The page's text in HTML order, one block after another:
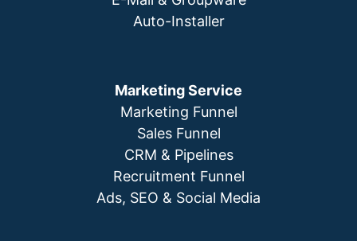
Auto-Installer
Marketing Service
Marketing Funnel
Sales Funnel
CRM & Pipelines
Recruitment Funnel
Ads, SEO & Social Media